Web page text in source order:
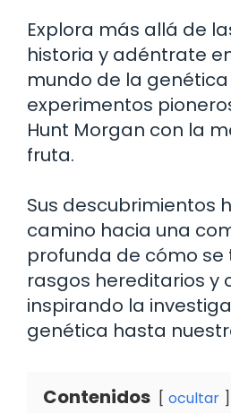
Explora más allá de
historia y adéntrate
mundo de la
experimentos
Hunt Morgan con la
fruta.
Sus descubrimientos
camino hacia una
profunda de cómo
rasgos hereditarios y
inspirando la
genética hasta
Contenidos ocultar